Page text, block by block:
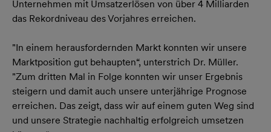
Unternehmen mit Umsatzerlösen von über 4 Milliarden
das Rekordniveau des Vorjahres erreichen.
"In einem herausfordernden Markt konnten wir unsere
Marktposition gut behaupten“, unterstrich Dr. Müller.
"Zum dritten Mal in Folge konnten wir unser Ergebnis
steigern und damit auch unsere unterjährige Prognose
erreichen. Das zeigt, dass wir auf einem guten Weg sind
und unsere Strategie nachhaltig erfolgreich umsetzen